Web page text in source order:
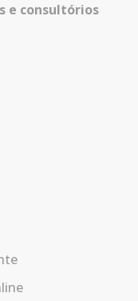
e consultórios